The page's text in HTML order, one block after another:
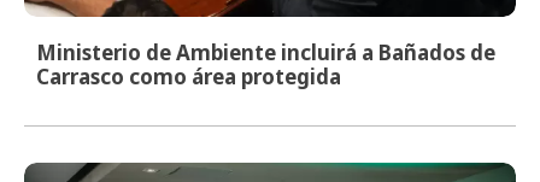
Ministerio de Ambiente incluirá a Bañados de
Carrasco como área protegida